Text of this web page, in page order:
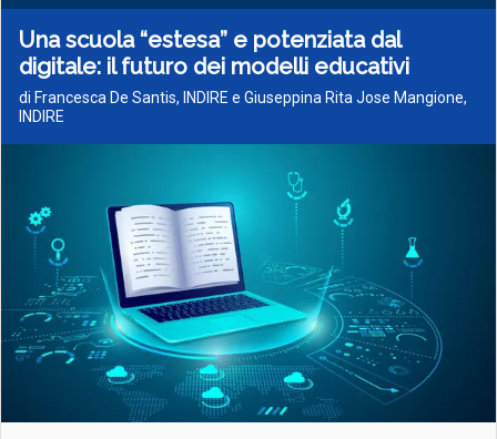
Una scuola “estesa” e potenziata dal
digitale: il futuro dei modelli educativi
di Francesca De Santis, INDIRE e Giuseppina Rita Jose Mangione,
INDIRE